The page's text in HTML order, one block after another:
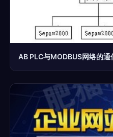
AB PLC与MODBUS网络的